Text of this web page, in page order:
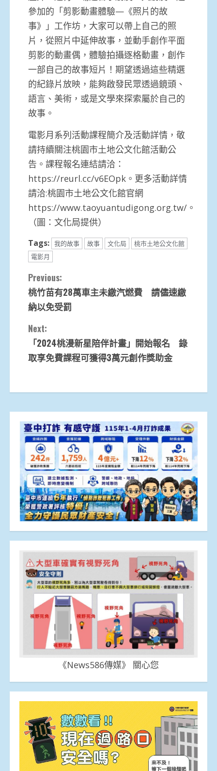
參加的「剪影動畫體驗—《照片的故
事》」工作坊，大家可以帶上自己的照
片，從照片中延伸故事，並動手創作平面
剪影的動畫偶，體驗拍攝逐格動畫，創作
一部自己的故事短片！期望透過這些精選
的紀錄片放映，能夠啟發民眾透過鏡頭、
語言、美術，或是文學來探索屬於自己的
故事。
電影月系列活動課程簡介及活動詳情，敬
請持續關注桃園市土地公文化館活動公
告。課程報名連結請洽：
https://reurl.cc/v6EOpk。更多活動詳情
請洽:桃園市土地公文化館官網
https://www.taoyuantudigong.org.tw/。
（圖：文化局提供）
Tags: 我的故事 故事 文化局
桃市土地公文化館
電影月
Continue
Reading
Previous:
桃竹苗有28萬車主未繳汽燃費 請儘速繳
納以免受罰
Next:
「2024桃漫新星陪伴計畫」開始報名 錄
取享免費課程可獲得3萬元創作獎助金
《News586傳媒》 關心您